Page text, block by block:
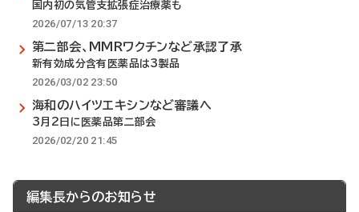
国内初の気管支拡張症治療薬も
2026/07/13 20:37
第二部会、MMRワクチンなど承認了承
新有効成分含有医薬品は3製品
2026/03/02 23:50
海和のハイツエキシンなど審議へ
3月2日に医薬品第二部会
2026/02/20 21:45
編集長からのお知らせ